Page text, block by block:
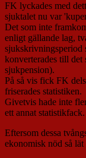
FK lyckades med
sjuktalet nu var
Det som inte
enligt gällande lag,
sjukskrivningsperiod
konverterades till det
sjukpension).
På så vis fick FK
friserades statistiken.
Givetvis hade inte
ett annat statistikfack.
Eftersom dessa
ekonomisk nöd så